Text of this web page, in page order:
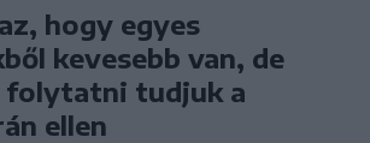
hogy egyes
kevesebb van, de
folytatni tudjuk a
ellen